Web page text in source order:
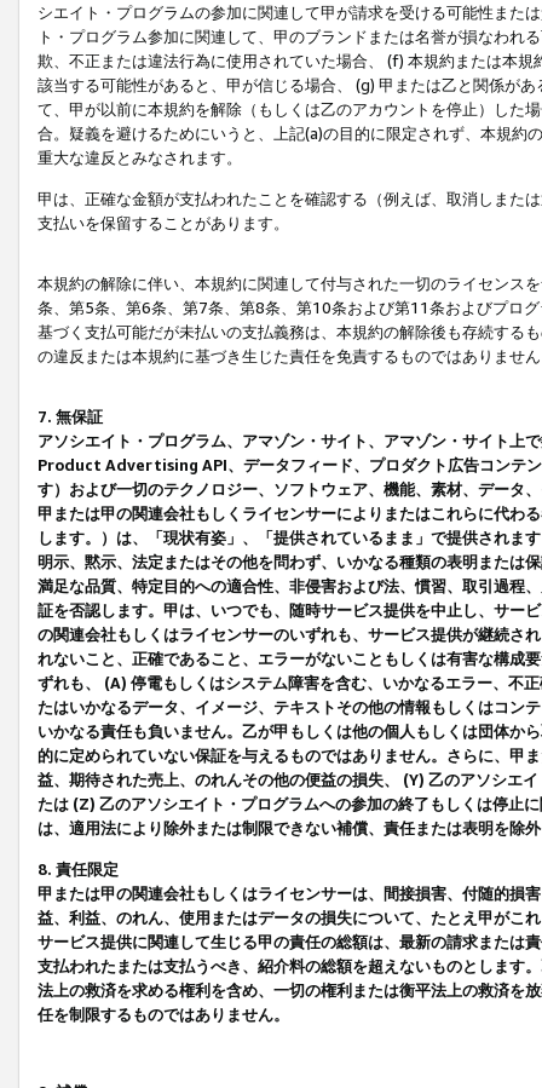
シエイト・プログラムの参加に関連して甲が請求を受ける可能性また
ト・プログラム参加に関連して、甲のブランドまたは名誉が損なわれ
欺、不正または違法行為に使用されていた場合、 (f) 本規約または本
該当する可能性があると、甲が信じる場合、 (g) 甲または乙と関係が
て、甲が以前に本規約を解除（もしくは乙のアカウントを停止）した
合。疑義を避けるためにいうと、上記(a)の目的に限定されず、本規
重大な違反とみなされます。
甲は、正確な金額が支払われたことを確認する（例えば、取消しまた
支払いを保留することがあります。
本規約の解除に伴い、本規約に関連して付与された一切のライセンス
条、第5条、第6条、第7条、第8条、第10条および第11条およびプロ
基づく支払可能だが未払いの支払義務は、本規約の解除後も存続する
の違反または本規約に基づき生じた責任を免責するものではありませ
7. 無保証
アソシエイト・プログラム、アマゾン・サイト、アマゾン・サイト上
Product Advertising API、データフィード、プロダクト広告コンテ
す）および一切のテクノロジー、ソフトウェア、機能、素材、データ
甲または甲の関連会社もしくライセンサーによりまたはこれらに代わ
します。）は、「現状有姿」、「提供されているまま」で提供されま
明示、黙示、法定またはその他を問わず、いかなる種類の表明または
満足な品質、特定目的への適合性、非侵害および法、慣習、取引過程
証を否認します。甲は、いつでも、随時サービス提供を中止し、サー
の関連会社もしくはライセンサーのいずれも、サービス提供が継続さ
れないこと、正確であること、エラーがないこともしくは有害な構成
ずれも、 (A) 停電もしくはシステム障害を含む、いかなるエラー、不
たはいかなるデータ、イメージ、テキストその他の情報もしくはコン
いかなる責任も負いません。乙が甲もしくは他の個人もしくは団体か
的に定められていない保証を与えるものではありません。さらに、甲
益、期待された売上、のれんその他の便益の損失、 (Y) 乙のアソシエ
たは (Z) 乙のアソシエイト・プログラムへの参加の終了もしくは停止
は、適用法により除外または制限できない補償、責任または表明を除
8. 責任限定
甲または甲の関連会社もしくはライセンサーは、間接損害、付随的損
益、利益、のれん、使用またはデータの損失について、たとえ甲がこ
サービス提供に関連して生じる甲の責任の総額は、最新の請求または
支払われたまたは支払うべき、紹介料の総額を超えないものとします
法上の救済を求める権利を含め、一切の権利または衡平法上の救済を
任を制限するものではありません。